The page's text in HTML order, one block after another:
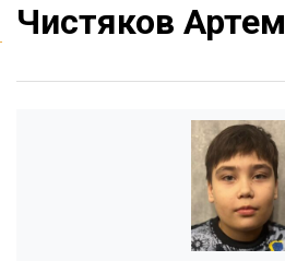
Чистяков Артем